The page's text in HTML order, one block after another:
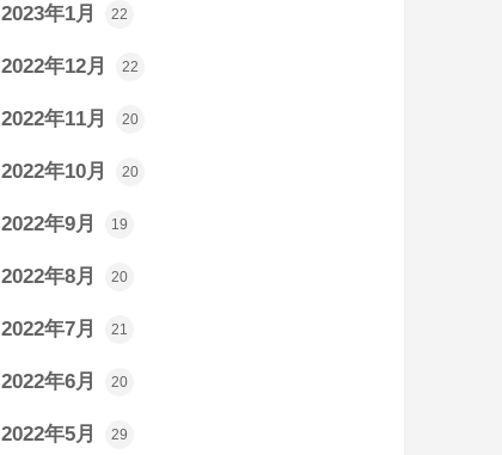
2023年1月 22
2022年12月 22
2022年11月 20
2022年10月 20
2022年9月 19
2022年8月 20
2022年7月 21
2022年6月 20
2022年5月 29